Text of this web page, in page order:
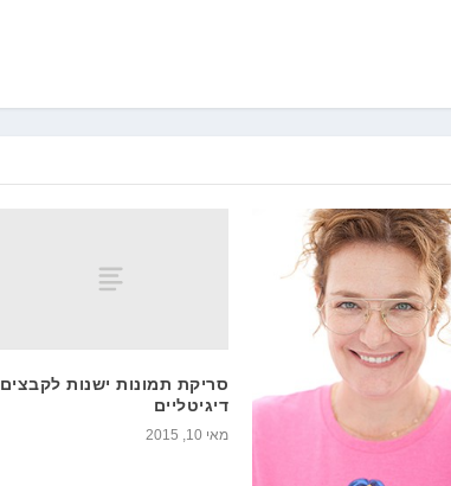
סריקת תמונות ישנות לקבצים
דיגיטליים
מאי 10, 2015